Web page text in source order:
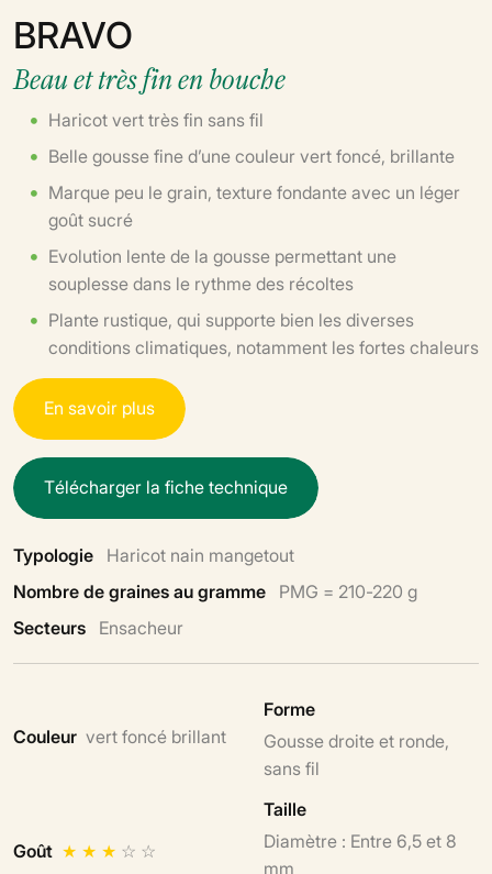
BRAVO
Beau et très fin en bouche
Haricot vert très fin sans fil
Belle gousse fine d’une couleur vert foncé, brillante
Marque peu le grain, texture fondante avec un léger
goût sucré
Evolution lente de la gousse permettant une
souplesse dans le rythme des récoltes
Plante rustique, qui supporte bien les diverses
conditions climatiques, notamment les fortes chaleurs
En savoir plus
Télécharger la fichetechnique
Typologie Haricot nain mangetout
Nombre de graines au gramme PMG = 210-220 g
Secteurs Ensacheur
Couleur vert foncé brillant
Forme
Gousse droite et ronde,
sans fil
Goût ★ ★ ★ ☆ ☆
Taille
Diamètre : Entre 6,5 et 8
mm